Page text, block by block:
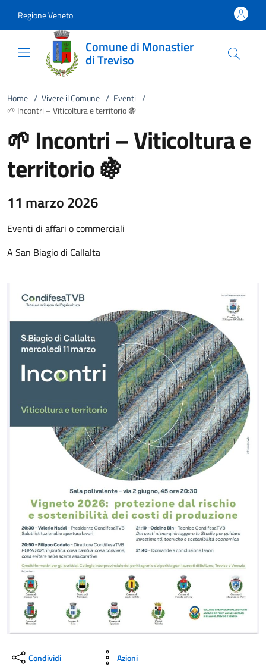
Regione Veneto
Comune di Monastier
di Treviso
Home / Vivere il Comune / Eventi /
🌱 Incontri – Viticoltura e territorio 🍇
🌱 Incontri – Viticoltura e
territorio 🍇
11 marzo 2026
Eventi di affari o commerciali
A San Biagio di Callalta
Condividi Azioni